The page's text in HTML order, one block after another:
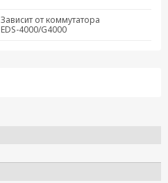
Зависит от коммутатора
EDS-4000/G4000